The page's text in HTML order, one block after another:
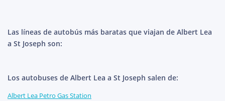
Las líneas de autobús más baratas que viajan de Albert Lea
a St Joseph son:
Los autobuses de Albert Lea a St Joseph salen de:
Albert Lea Petro Gas Station